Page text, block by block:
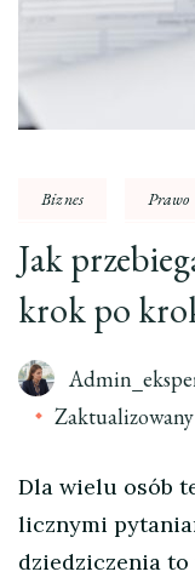
Biznes Prawo
Jak
krok po
Dla wielu osób
licznymi
dziedziczenia